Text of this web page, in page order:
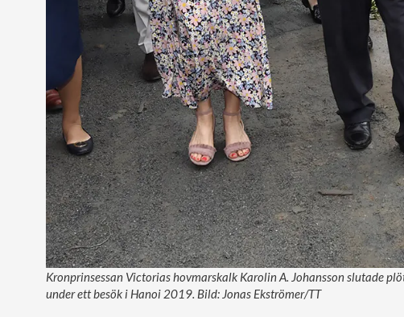
Kronprinsessan Victorias hovmarskalk Karolin A. Johansson slutade
under ett besök i Hanoi 2019. Bild: Jonas Ekströmer/TT